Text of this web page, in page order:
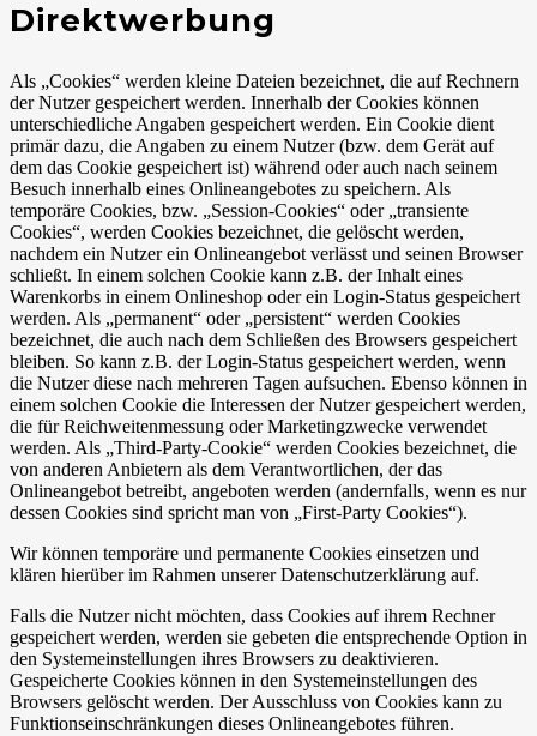
Direktwerbung
Als „Cookies“ werden kleine Dateien bezeichnet, die auf Rechnern
der Nutzer gespeichert werden. Innerhalb der Cookies können
unterschiedliche Angaben gespeichert werden. Ein Cookie dient
primär dazu, die Angaben zu einem Nutzer (bzw. dem Gerät auf
dem das Cookie gespeichert ist) während oder auch nach seinem
Besuch innerhalb eines Onlineangebotes zu speichern. Als
temporäre Cookies, bzw. „Session-Cookies“ oder „transiente
Cookies“, werden Cookies bezeichnet, die gelöscht werden,
nachdem ein Nutzer ein Onlineangebot verlässt und seinen Browser
schließt. In einem solchen Cookie kann z.B. der Inhalt eines
Warenkorbs in einem Onlineshop oder ein Login-Status gespeichert
werden. Als „permanent“ oder „persistent“ werden Cookies
bezeichnet, die auch nach dem Schließen des Browsers gespeichert
bleiben. So kann z.B. der Login-Status gespeichert werden, wenn
die Nutzer diese nach mehreren Tagen aufsuchen. Ebenso können in
einem solchen Cookie die Interessen der Nutzer gespeichert werden,
die für Reichweitenmessung oder Marketingzwecke verwendet
werden. Als „Third-Party-Cookie“ werden Cookies bezeichnet, die
von anderen Anbietern als dem Verantwortlichen, der das
Onlineangebot betreibt, angeboten werden (andernfalls, wenn es nur
dessen Cookies sind spricht man von „First-Party Cookies“).
Wir können temporäre und permanente Cookies einsetzen und
klären hierüber im Rahmen unserer Datenschutzerklärung auf.
Falls die Nutzer nicht möchten, dass Cookies auf ihrem Rechner
gespeichert werden, werden sie gebeten die entsprechende Option in
den Systemeinstellungen ihres Browsers zu deaktivieren.
Gespeicherte Cookies können in den Systemeinstellungen des
Browsers gelöscht werden. Der Ausschluss von Cookies kann zu
Funktionseinschränkungen dieses Onlineangebotes führen.